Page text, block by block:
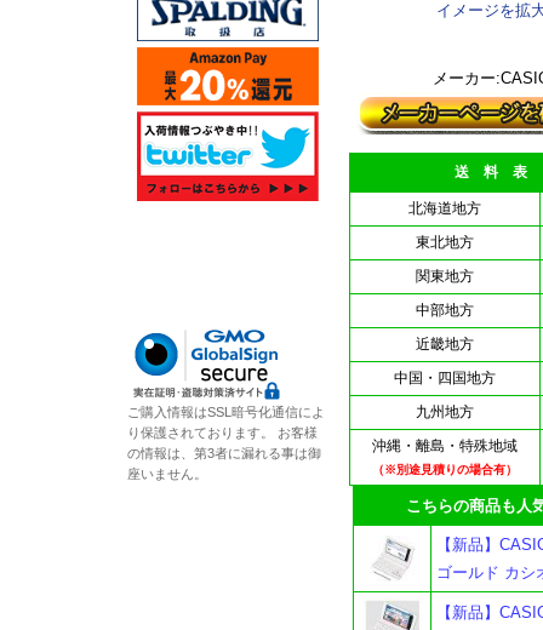
イメージを拡
メーカー
送 料 表
北海道地方
東北地方
関東地方
中部地方
近畿地方
中国・四国地方
九州地方
沖縄・離島・特殊地域
（※別途見積りの場合有）
こちらの商品も人気
【新品】
ゴールド カシ
【新品】
ご購入情報はSSL暗号化通信によ
り保護されております。 お客様
の情報は、第3者に漏れる事は御
座いません。